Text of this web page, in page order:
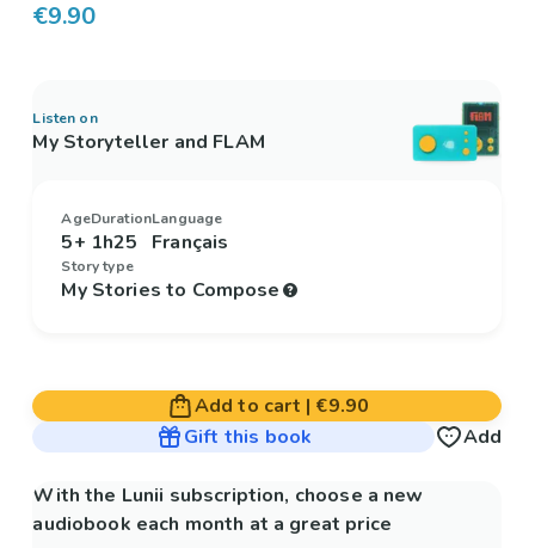
€9.90
Listen on
My Storyteller and FLAM
Age
5+
Duration
1h25
Language
Français
Story type
My Stories to Compose
Add to cart | €9.90
Gift this book
Add
With the Lunii subscription, choose a new
audiobook each month at a great price